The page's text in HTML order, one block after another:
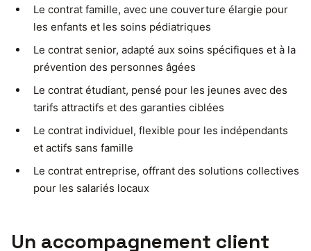
Le contrat famille, avec une couverture élargie pour
les enfants et les soins pédiatriques
Le contrat senior, adapté aux soins spécifiques et à la
prévention des personnes âgées
Le contrat étudiant, pensé pour les jeunes avec des
tarifs attractifs et des garanties ciblées
Le contrat individuel, flexible pour les indépendants
et actifs sans famille
Le contrat entreprise, offrant des solutions collectives
pour les salariés locaux
Un accompagnement client